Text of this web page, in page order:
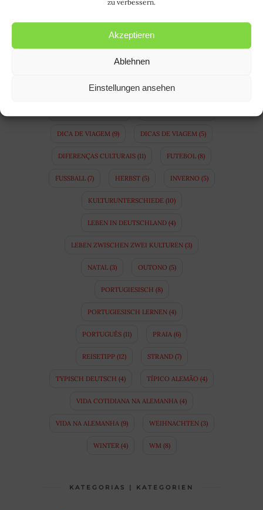
zu verbessern.
Akzeptieren
Ablehnen
Einstellungen ansehen
COSTUMES ALEMÃES(5)
DEUTSCHE GEWOHNHEITEN
DEUTSCHE SPRACHE(5) DEUTSCHLAND
DICA DE VIAGEM (9) DICAS DE VIAGEM (5)
DIFERENÇAS CULTURAIS (11) FUTEBOL (8)
FUSSBALL (7) HERBST(5) INVERNO (5)
KULTURUNTERSCHIEDE(10)
LEBEN IN DEUTSCHLAND (4)
LEBEN ZWISCHEN ZWEI KULTUREN (3)
NATAL(3) OUTONO (5)
PORTUGIESISCH (8)
PORTUGIESISCH LERNEN(4)
PORTUGUÊS (11) PRAIA (6)
REISETIPP(12) STRAND(7)
TYPISCH DEUTSCH (4) TÍPICO ALEMÃO (4)
VIDA COTIDIANA NA ALEMANHA (4)
VIDA NA ALEMANHA(9) WEIHNACHTEN(3)
WINTER(4) WM(8)
KATEGORIAS | KATEGORIEN